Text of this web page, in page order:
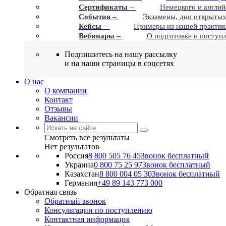
Сертификаты –
Немецкого и
События –
Экзамены, дни
Кейсы –
Примеры из нашей
Вебинары – О подготовке и
Подпишитесь на нашу рассылку
и на наши страницы в соцсетях
О нас
О компании
Контакт
Отзывы
Вакансии
Смотреть все результаты
Нет результатов
Россия8 800 505 76 45Звонок бесплатный
Украина0 800 75 25 97Звонок бесплатный
Казахстан8 800 004 05 30Звонок бесплатный
Германия+49 89 143 773 000
Обратная связь
Обратный звонок
Консультации по поступлению
Контактная информация